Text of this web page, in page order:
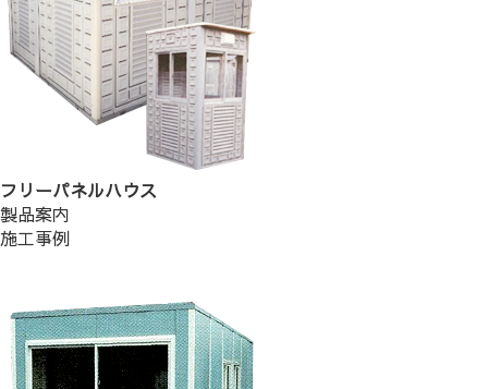
フリーパネルハウス
製品案内
施工事例